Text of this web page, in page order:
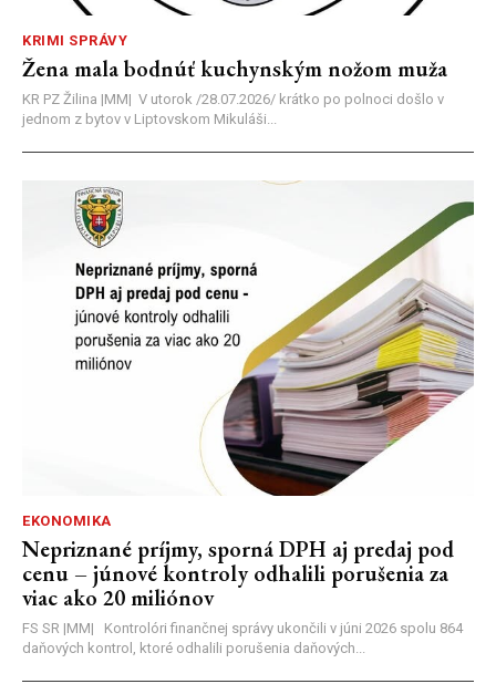
KRIMI SPRÁVY
Žena mala bodnúť kuchynským nožom muža
KR PZ Žilina |MM| V utorok /28.07.2026/ krátko po polnoci došlo v
jednom z bytov v Liptovskom Mikuláši...
EKONOMIKA
Nepriznané príjmy, sporná DPH aj predaj pod
cenu – júnové kontroly odhalili porušenia za
viac ako 20 miliónov
FS SR |MM| Kontrolóri finančnej správy ukončili v júni 2026 spolu 864
daňových kontrol, ktoré odhalili porušenia daňových...